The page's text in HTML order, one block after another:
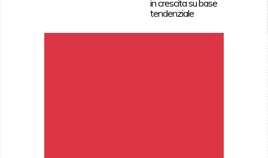
in crescita su base
tendenziale